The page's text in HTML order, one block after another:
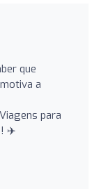
que
a
para
✈️